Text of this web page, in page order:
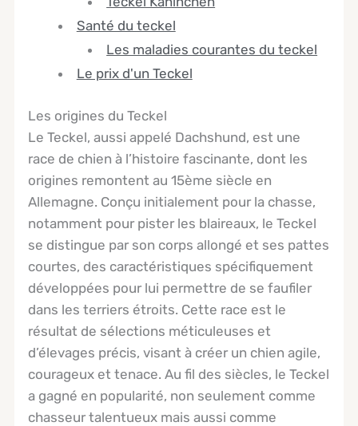
Santé du teckel
Les maladies courantes du teckel
Le prix d'un Teckel
Les origines du Teckel
Le Teckel, aussi appelé Dachshund, est une
race de chien à l’histoire fascinante, dont les
origines remontent au 15ème siècle en
Allemagne. Conçu initialement pour la chasse,
notamment pour pister les blaireaux, le Teckel
se distingue par son corps allongé et ses pattes
courtes, des caractéristiques spécifiquement
développées pour lui permettre de se faufiler
dans les terriers étroits. Cette race est le
résultat de sélections méticuleuses et
d’élevages précis, visant à créer un chien agile,
courageux et tenace. Au fil des siècles, le Teckel
a gagné en popularité, non seulement comme
chasseur talentueux mais aussi comme